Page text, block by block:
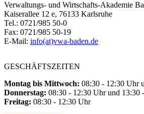
Verwaltungs- und Wirtschafts-Akademie
Kaiserallee 12 e, 76133 Karlsruhe
Tel.: 0721/985 50-0
Fax: 0721/985 50-19
E-Mail: info(at)vwa-baden.de
GESCHÄFTSZEITEN
Montag bis Mittwoch: 08:30 - 12:30 Uhr
Donnerstag: 08:30 - 12:30 Uhr und 13:30
Freitag: 08:30 - 12:30 Uhr